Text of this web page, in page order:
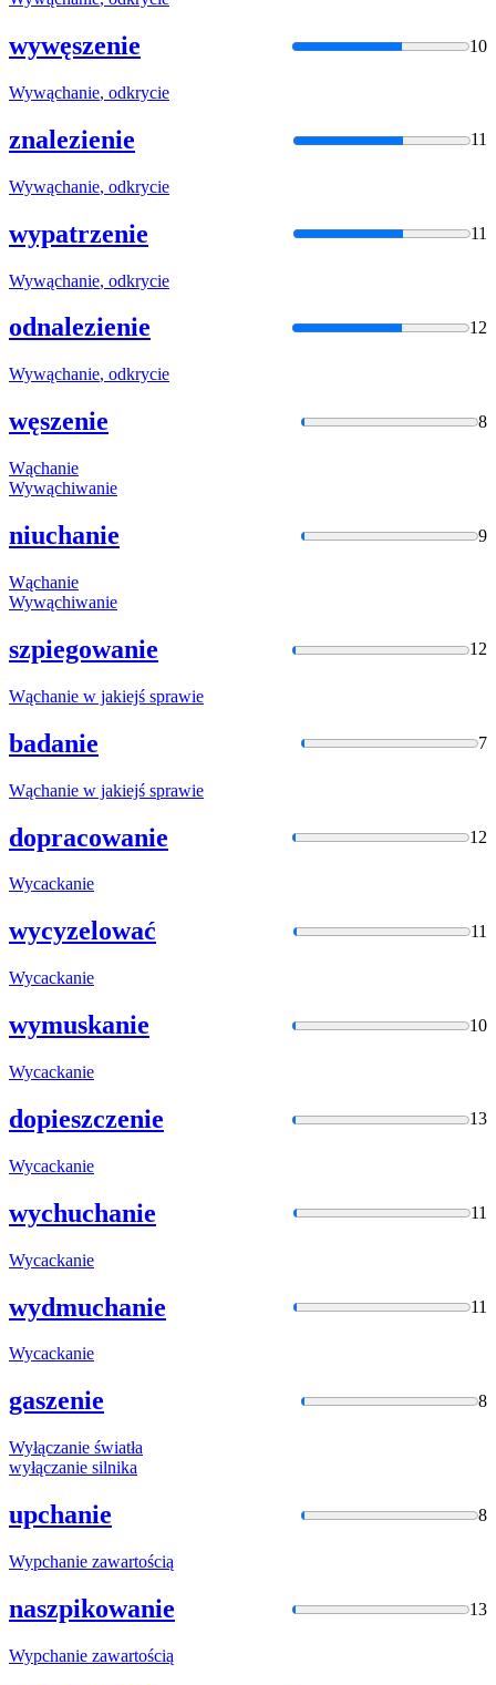
wywęszenie 10
Wywąchanie, odkrycie
znalezienie 11
Wywąchanie, odkrycie
wypatrzenie 11
Wywąchanie, odkrycie
odnalezienie 12
Wywąchanie, odkrycie
węszenie 8
Wąchanie
Wywąchiwanie
niuchanie 9
Wąchanie
Wywąchiwanie
szpiegowanie 12
Wąchanie w jakiejś sprawie
badanie 7
Wąchanie w jakiejś sprawie
dopracowanie 12
Wycackanie
wycyzelować 11
Wycackanie
wymuskanie 10
Wycackanie
dopieszczenie 13
Wycackanie
wychuchanie 11
Wycackanie
wydmuchanie 11
Wycackanie
gaszenie 8
Wyłączanie światła
wyłączanie silnika
upchanie 8
Wypchanie zawartością
naszpikowanie 13
Wypchanie zawartością